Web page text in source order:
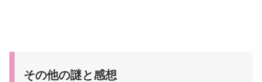
その他の謎と感想